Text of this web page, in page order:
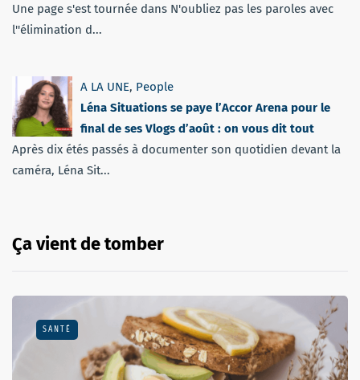
Une page s'est tournée dans N'oubliez pas les paroles avec
l''élimination d...
A LA UNE, People
Léna Situations se paye l’Accor Arena pour le
final de ses Vlogs d’août : on vous dit tout
Après dix étés passés à documenter son quotidien devant la
caméra, Léna Sit...
Ça vient de tomber
SANTÉ